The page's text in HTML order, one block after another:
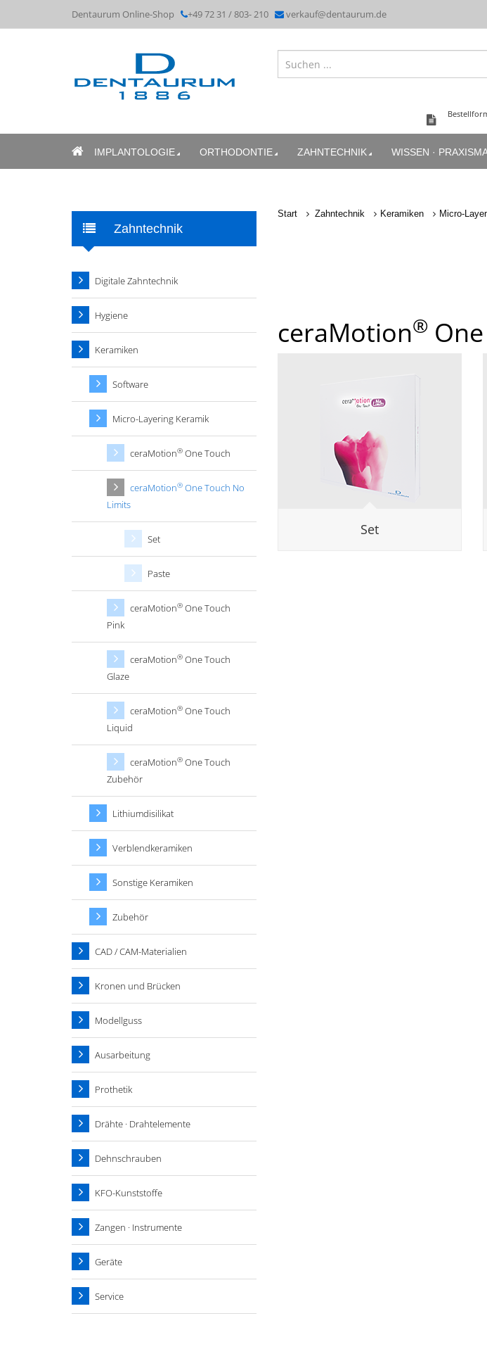
Dentaurum Online-Shop +49 72 31 / 803- 210 verkauf@dentaurum.de
IMPLANTOLOGIE ORTHODONTIE ZAHNTECHNIK WISSEN ·
Start Zahntechnik Keramiken Micro-
ceraMotion®One
Set
Zahntechnik
Digitale Zahntechnik
Hygiene
Keramiken
Software
Micro-Layering Keramik
ceraMotion® One Touch
ceraMotion® One Touch No
Limits
Set
Paste
ceraMotion® One Touch
Pink
ceraMotion® One Touch
Glaze
ceraMotion® One Touch
Liquid
ceraMotion® One Touch
Zubehör
Lithiumdisilikat
Verblendkeramiken
Sonstige Keramiken
Zubehör
CAD / CAM-Materialien
Kronen und Brücken
Modellguss
Ausarbeitung
Prothetik
Drähte · Drahtelemente
Dehnschrauben
KFO-Kunststoffe
Zangen · Instrumente
Geräte
Service